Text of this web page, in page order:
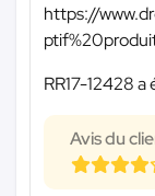
https://
RR17-12428
Avis du